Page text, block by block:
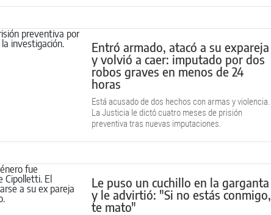
Entró armado, atacó a su expareja
y volvió a caer: imputado por dos
robos graves en menos de 24
horas
Está acusado de dos hechos con armas y violencia.
La Justicia le dictó cuatro meses de prisión
preventiva tras nuevas imputaciones.
Le puso un cuchillo en la garganta
y le advirtió: "Si no estás conmigo,
te mato"